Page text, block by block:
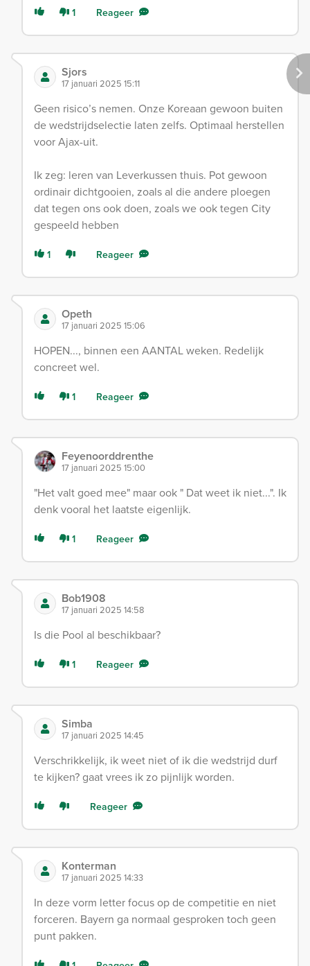
1 Reageer
Sjors
17 januari 2025 15:11
Geen risico’s nemen. Onze Koreaan gewoon buiten
de wedstrijdselectie laten zelfs. Optimaal herstellen
voor Ajax-uit.
Ik zeg: leren van Leverkussen thuis. Pot gewoon
ordinair dichtgooien, zoals al die andere ploegen
dat tegen ons ook doen, zoals we ook tegen City
gespeeld hebben
1 Reageer
Opeth
17 januari 2025 15:06
HOPEN..., binnen een AANTAL weken. Redelijk
concreet wel.
1 Reageer
Feyenoorddrenthe
17 januari 2025 15:00
"Het valt goed mee" maar ook " Dat weet ik niet...". Ik
denk vooral het laatste eigenlijk.
1 Reageer
Bob1908
17 januari 2025 14:58
Is die Pool al beschikbaar?
1 Reageer
Simba
17 januari 2025 14:45
Verschrikkelijk, ik weet niet of ik die wedstrijd durf
te kijken? gaat vrees ik zo pijnlijk worden.
Reageer
Konterman
17 januari 2025 14:33
In deze vorm letter focus op de competitie en niet
forceren. Bayern ga normaal gesproken toch geen
punt pakken.